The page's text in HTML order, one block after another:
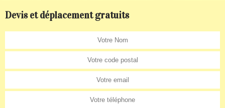
Devis et déplacement gratuits